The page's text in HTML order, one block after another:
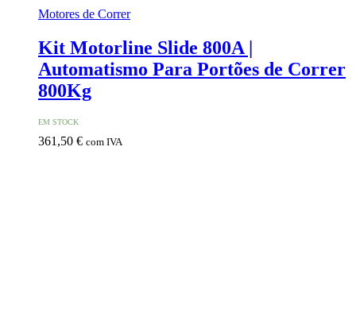
Motores de Correr
Kit Motorline Slide 800A |
Automatismo Para Portões de Correr
800Kg
EM STOCK
361,50 € com IVA